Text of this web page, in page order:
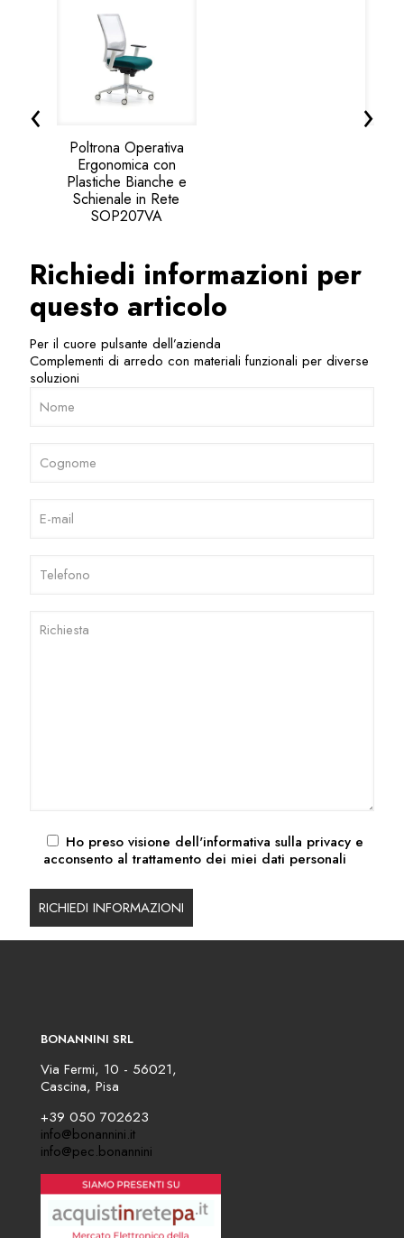
Poltrona Operativa
Ergonomica con
Plastiche Bianche e
Schienale in Rete
SOP207VA
‹ ›
Richiedi informazioni per
questo articolo
Per il cuore pulsante dell’azienda
Complementi di arredo con materiali funzionali per diverse
soluzioni
Ho preso visione dell'informativa sulla privacy e
acconsento al trattamento dei miei dati personali
BONANNINI SRL
Via Fermi, 10 - 56021,
Cascina, Pisa
+39 050 702623
info@bonannini.it
info@pec.bonannini